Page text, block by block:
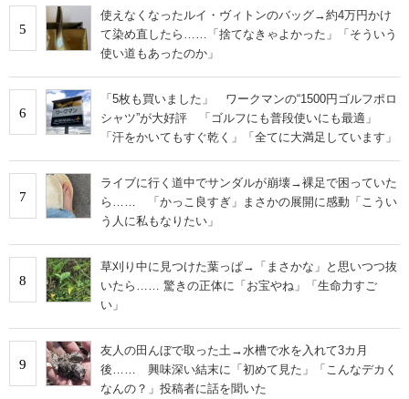
5
使えなくなったルイ・ヴィトンのバッグ→約4万円かけ
て染め直したら……「捨てなきゃよかった」「そういう
使い道もあったのか」
6
「5枚も買いました」 ワークマンの“1500円ゴルフポロ
シャツ”が大好評 「ゴルフにも普段使いにも最適」
「汗をかいてもすぐ乾く」「全てに大満足しています」
7
ライブに行く道中でサンダルが崩壊→裸足で困っていた
ら…… 「かっこ良すぎ」まさかの展開に感動「こうい
う人に私もなりたい」
8
草刈り中に見つけた葉っぱ→「まさかな」と思いつつ抜
いたら…… 驚きの正体に「お宝やね」「生命力すご
い」
9
友人の田んぼで取った土→水槽で水を入れて3カ月
後…… 興味深い結末に「初めて見た」「こんなデカく
なんの？」投稿者に話を聞いた